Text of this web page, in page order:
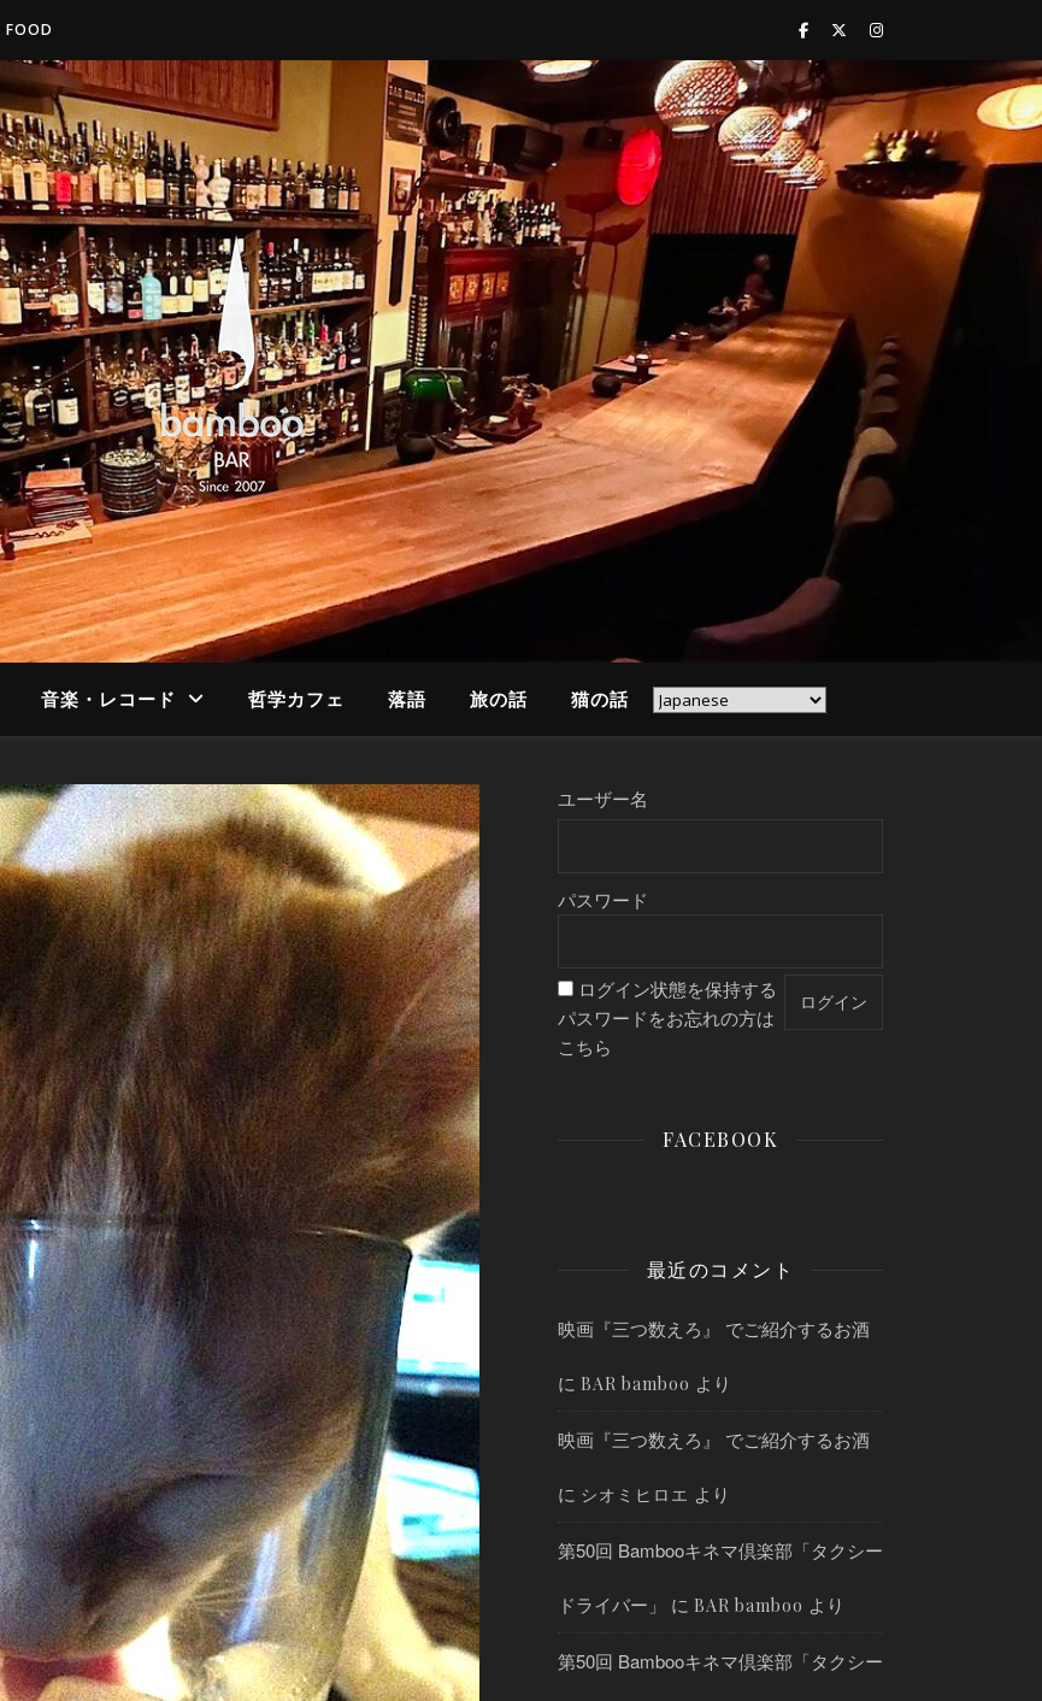
FOOD
音楽・レコード 哲学カフェ 落語 旅の話 猫の話
ユーザー名
パスワード
ログイン状態を保持する
パスワードをお忘れの方は
こちら
FACEBOOK
最近のコメント
映画『三つ数えろ』 でご紹介するお酒
に BAR bamboo より
映画『三つ数えろ』 でご紹介するお酒
に シオミヒロエ より
第50回 Bambooキネマ倶楽部「タクシー
ドライバー」 に BAR bamboo より
第50回 Bambooキネマ倶楽部「タクシー